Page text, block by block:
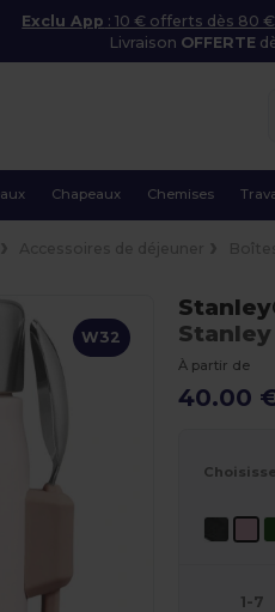
Exclu App : 10 € offerts dès 80
Livraison OFFERTE
Chapeaux Chemises
W32
À partir de
40.00
1-7